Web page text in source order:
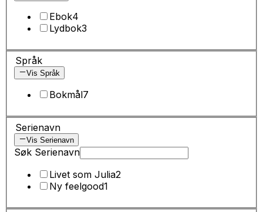
Ebok4
Lydbok3
Språk
Vis Språk
Bokmål7
Serienavn
Vis Serienavn
Søk Serienavn
Livet som Julia2
Ny feelgood1